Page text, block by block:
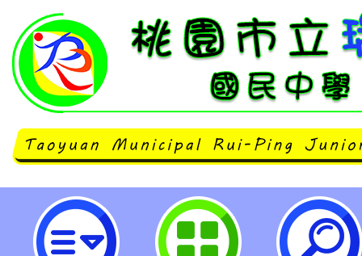
公告本校114學年度第1學期第6次
甄選結果-桃園市立瑞坪國民中學